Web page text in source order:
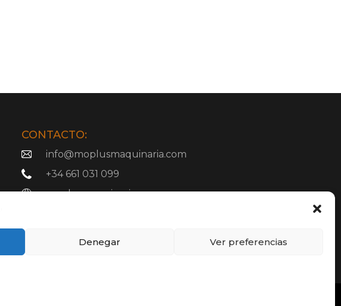
Denegar Ver preferencias
CONTACTO:
info@moplusmaquinaria.com
+34 661 031 099
moplusmaquinaria.com